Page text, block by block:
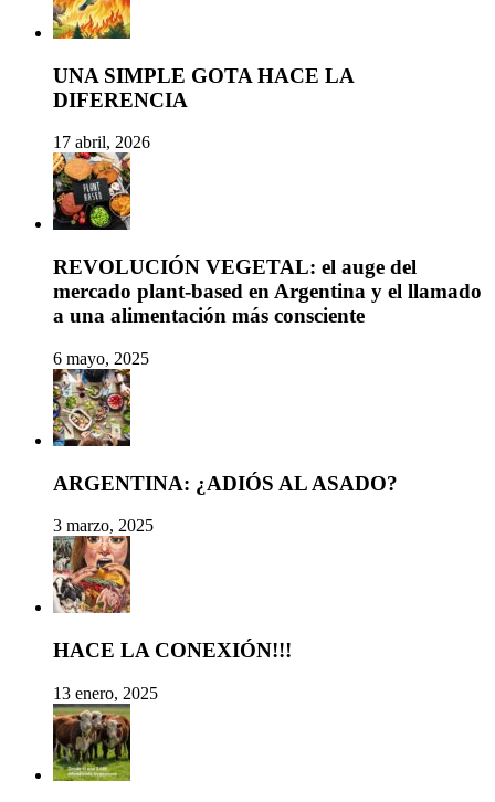
UNA SIMPLE GOTA HACE LA
DIFERENCIA
17 abril, 2026
REVOLUCIÓN VEGETAL: el auge del
mercado plant-based en Argentina y el llamado
a una alimentación más consciente
6 mayo, 2025
ARGENTINA: ¿ADIÓS AL ASADO?
3 marzo, 2025
HACE LA CONEXIÓN!!!
13 enero, 2025